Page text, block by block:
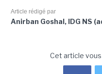
Article rédigé par
Anirban Goshal, IDG NS
Cet article vous